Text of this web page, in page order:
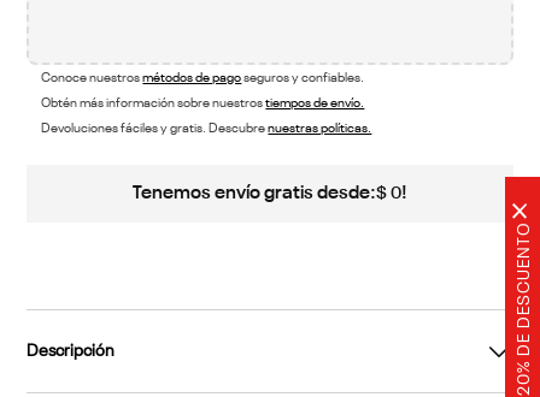
20% DE DESCUENTO
×
Conoce nuestrosmétodos de pagoseguros y confiables.
Obtén más información sobre nuestrostiempos de envío.
Devoluciones fáciles y gratis. Descubrenuestras políticas.
Tenemos envío gratis desde:$ 0!
Descripción